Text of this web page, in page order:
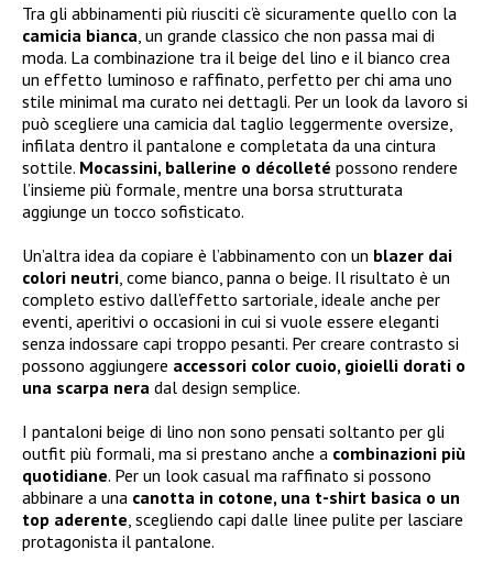
Tra gli abbinamenti più riusciti c’è sicuramente quello con la
camicia bianca , un grande classico che non passa mai di
moda. La combinazione tra il beige del lino e il bianco crea
un effetto luminoso e raffinato, perfetto per chi ama uno
stile minimal ma curato nei dettagli. Per un look da lavoro si
può scegliere una camicia dal taglio leggermente oversize,
infilata dentro il pantalone e completata da una cintura
sottile. Mocassini, ballerine o décolleté possono rendere
l’insieme più formale, mentre una borsa strutturata
aggiunge un tocco sofisticato.
Un’altra idea da copiare è l’abbinamento con un blazer dai
colori neutri , come bianco, panna o beige. Il risultato è un
completo estivo dall’effetto sartoriale, ideale anche per
eventi, aperitivi o occasioni in cui si vuole essere eleganti
senza indossare capi troppo pesanti. Per creare contrasto si
possono aggiungere accessori color cuoio, gioielli dorati o
una scarpa nera dal design semplice.
I pantaloni beige di lino non sono pensati soltanto per gli
outfit più formali, ma si prestano anche a combinazioni più
quotidiane. Per un look casual ma raffinato si possono
abbinare a una canotta in cotone, una t-shirt basica o un
top aderente , scegliendo capi dalle linee pulite per lasciare
protagonista il pantalone.